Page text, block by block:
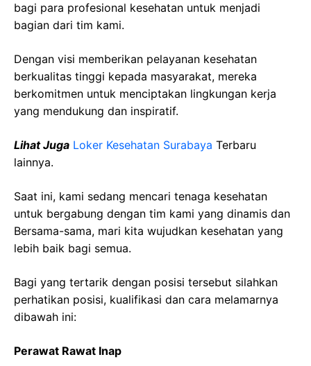
bagi para profesional kesehatan untuk menjadi
bagian dari tim kami.
Dengan visi memberikan pelayanan kesehatan
berkualitas tinggi kepada masyarakat, mereka
berkomitmen untuk menciptakan lingkungan kerja
yang mendukung dan inspiratif.
Lihat Juga Loker Kesehatan Surabaya Terbaru
lainnya.
Saat ini, kami sedang mencari tenaga kesehatan
untuk bergabung dengan tim kami yang dinamis dan
Bersama-sama, mari kita wujudkan kesehatan yang
lebih baik bagi semua.
Bagi yang tertarik dengan posisi tersebut silahkan
perhatikan posisi, kualifikasi dan cara melamarnya
dibawah ini:
Perawat Rawat Inap